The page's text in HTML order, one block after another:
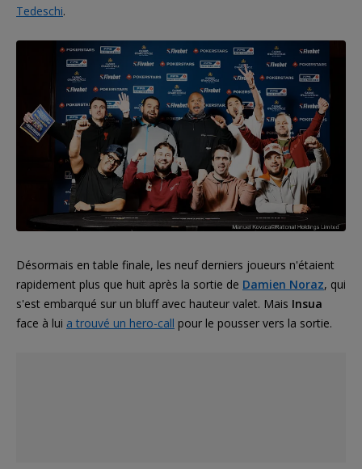
Tedeschi.
Désormais en table finale, les neuf derniers joueurs n'étaient
rapidement plus que huit après la sortie de Damien Noraz, qui
s'est embarqué sur un bluff avec hauteur valet. Mais Insua
face à lui a trouvé un hero-call pour le pousser vers la sortie.